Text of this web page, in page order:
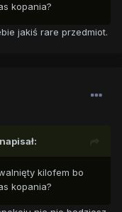
kopania?
jakiś rare przedmiot.
napisał:
kilofem bo
kopania?